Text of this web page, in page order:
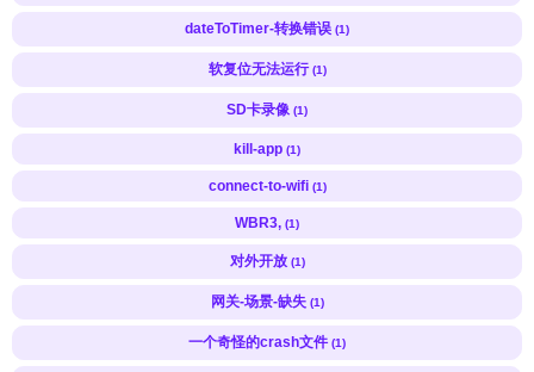
dateToTimer-转换错误 (1)
软复位无法运行 (1)
SD卡录像 (1)
kill-app (1)
connect-to-wifi (1)
WBR3, (1)
对外开放 (1)
网关-场景-缺失 (1)
一个奇怪的crash文件 (1)